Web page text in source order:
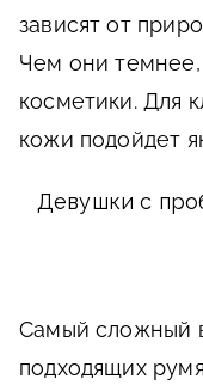
зависят от
Чем они темнее,
косметики. Для
кожи подойдет
Девушки с
Самый сложный
подходящих